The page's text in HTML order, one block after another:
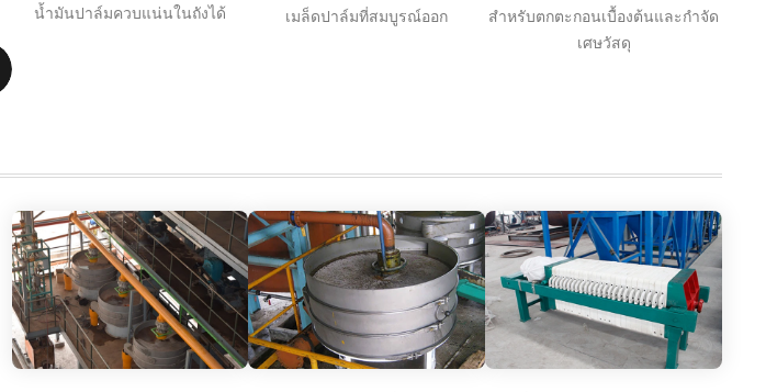
น้ำมันปาล์มควบแน่นในถังได้
เมล็ดปาล์มที่สมบูรณ์ออก
สำหรับตกตะกอนเบื้องต้นและกำจัด
เศษวัสดุ